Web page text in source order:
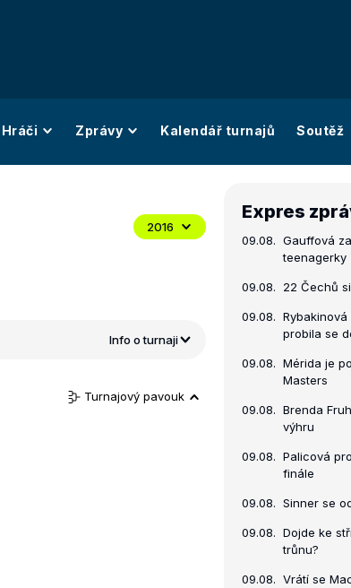
Hráči Zprávy Kalendář turnajů Soutěž
2016
Info o turnaji
Turnajový pavouk
Expres
09.08. Gauffová
teenagerky
09.08. 22 Čechů
09.08.
probila se
09.08. Mérida je
Masters
09.08. Brenda
výhru
09.08. Palicová
finále
09.08. Sinner se
09.08. Dojde ke
trůnu?
09.08. Vrátí se